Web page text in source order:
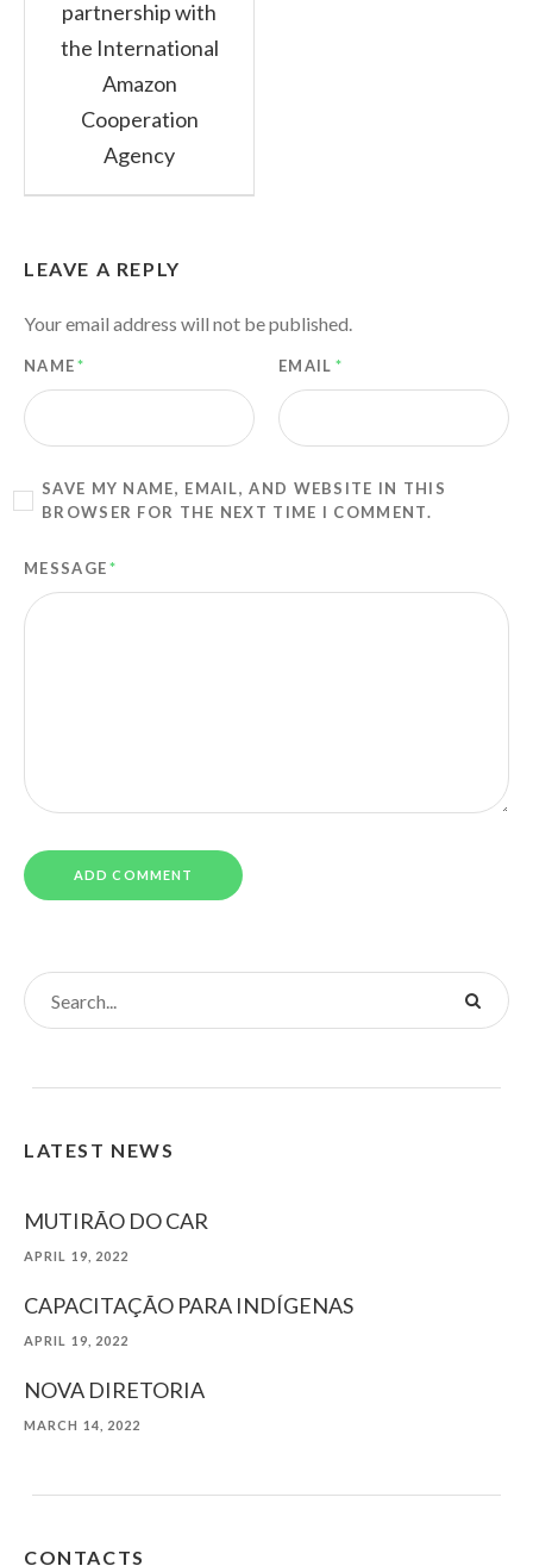
partnership with
the International
Amazon
Cooperation
Agency
LEAVE A REPLY
Your email address will not be published.
NAME * EMAIL *
SAVE MY NAME, EMAIL, AND WEBSITE IN THIS
BROWSER FOR THE NEXT TIME I COMMENT.
MESSAGE*
LATEST NEWS
MUTIRÃO DO CAR
APRIL 19, 2022
CAPACITAÇÃO PARA INDÍGENAS
APRIL 19, 2022
NOVA DIRETORIA
MARCH 14, 2022
CONTACTS